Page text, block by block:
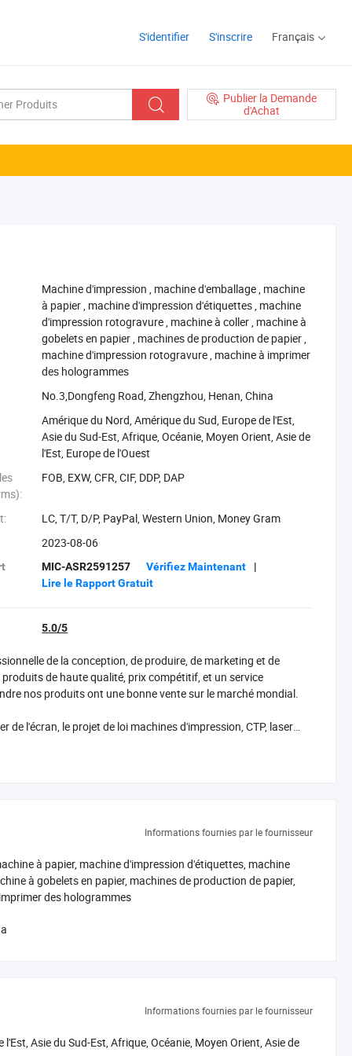
S'identifier S'inscrire Français
Publier la Demande
d'Achat
‪Machine d'impression‬ , ‪machine d'emballage‬, ‪machine
à papier‬, ‪machine d'impression d'étiquettes‬, ‪machine
d'impression rotogravure‬, ‪machine à coller‬, ‪machine à
gobelets en papier‬, ‪machines de production de papier‬,
‪machine d'impression rotogravure‬, ‪machine à imprimer
des hologrammes‬
No.3,Dongfeng Road, Zhengzhou, Henan, China
Amérique du Nord, Amérique du Sud, Europe de l'Est,
Asie du Sud-Est, Afrique, Océanie, Moyen Orient, Asie de
l'Est, Europe de l'Ouest
FOB, EXW, CFR, CIF, DDP, DAP
LC, T/T, D/P, PayPal, Western Union, Money Gram
2023-08-06
MIC-ASR2591257 Vérifiez Maintenant
|
Lire le Rapport Gratuit
5.0/5
de la conception, de produire, de marketing et de
de haute qualité, prix compétitif, et un service
nos produits ont une bonne vente sur le marché mondial.
l'écran, le projet de loi machines d'impression, CTP, laser
Informations fournies par le fournisseur
à papier, machine d'impression d'étiquettes, machine
à gobelets en papier, machines de production de papier,
des hologrammes
Informations fournies par le fournisseur
Asie du Sud-Est, Afrique, Océanie, Moyen Orient, Asie de